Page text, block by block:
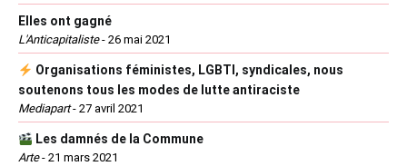
Elles ont gagné
L'Anticapitaliste- 26 mai 2021
Organisations féministes, LGBTI, syndicales, nous
soutenons tous les modes de lutte antiraciste
Mediapart- 27 avril 2021
Les damnés de la Commune
Arte- 21 mars 2021